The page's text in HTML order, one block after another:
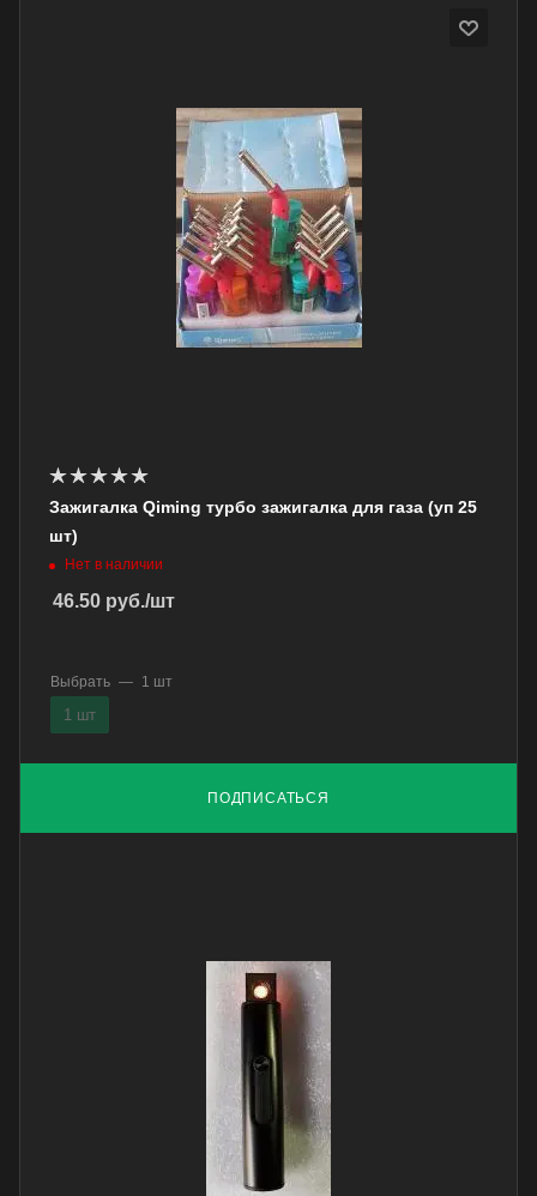
Зажигалка Qiming турбо зажигалка для газа (уп 25
шт)
Нет в наличии
46.50 руб./шт
ПОДПИСАТЬСЯ
Выбрать — 1 шт
1 шт